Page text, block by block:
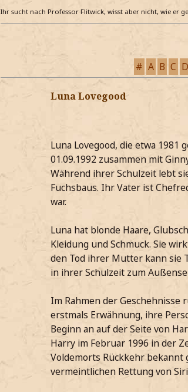
Ihr sucht nach Professor Flitwick, wisst aber nicht, wie er
# A B C D
Luna Lovegood
Luna Lovegood, die etwa 1981
01.09.1992 zusammen mit
Während ihrer Schulzeit lebt
Fuchsbaus. Ihr Vater ist
war.
Luna hat blonde Haare,
Kleidung und Schmuck. Sie
den Tod ihrer Mutter kann sie
in ihrer Schulzeit zum
Im Rahmen der
erstmals Erwähnung, ihre
Beginn an auf der Seite von
Harry im Februar 1996 in der
Voldemorts Rückkehr bekannt
vermeintlichen Rettung von